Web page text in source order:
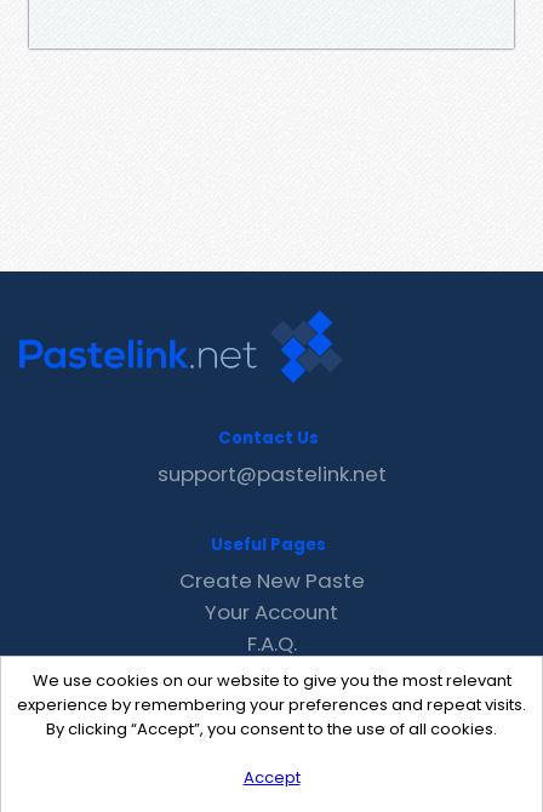
We use cookies on our website to give you the most relevant
experience by remembering your preferences and repeat visits.
By clicking “Accept”, you consent to the use of all cookies.
Accept
Contact Us
support@pastelink.net
Useful Pages
Create New Paste
Your Account
F.A.Q.
Recent
Contact